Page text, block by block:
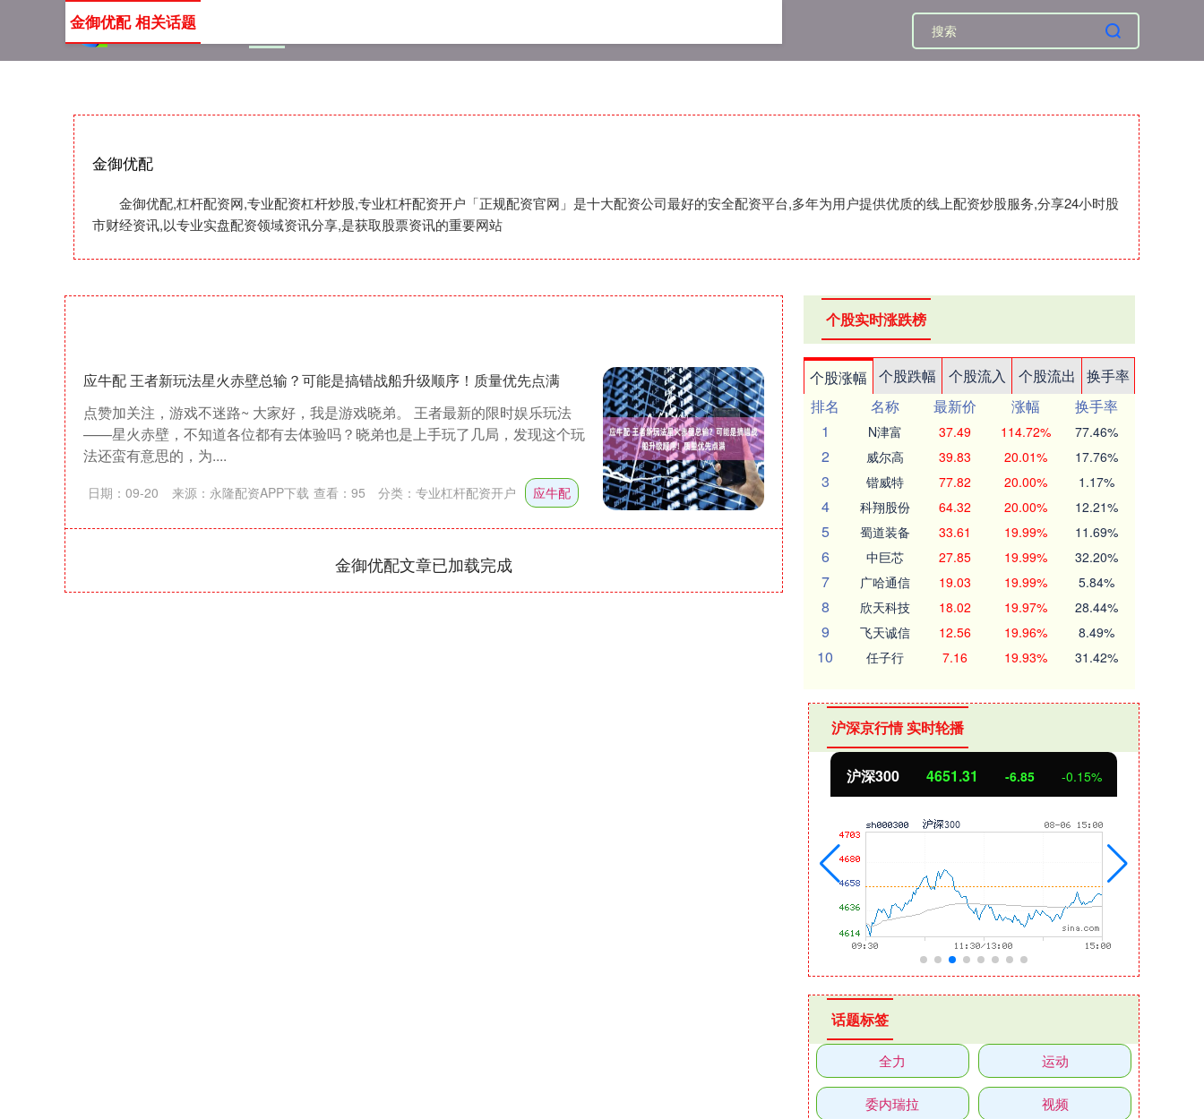
金御优配
金御优配,杠杆配资网,专业配资杠杆炒股,专业杠杆配资开户「正规配资官网」是十大配资公司最好的安全配资平台,多年为用户提供优质的线上配资炒股服务,分享24小时股
市财经资讯,以专业实盘配资领域资讯分享,是获取股票资讯的重要网站
金御优配 相关话题
应牛配 王者新玩法星火赤壁总输？可能是搞错战船升级顺序！质量优先点满
点赞加关注，游戏不迷路~ 大家好，我是游戏晓弟。 王者最新的限时娱乐玩法
——星火赤壁，不知道各位都有去体验吗？晓弟也是上手玩了几局，发现这个玩
法还蛮有意思的，为....
日期：09-20 来源：永隆配资APP下载 查看： 95 分类： 专业杠杆配资开户 应牛配
金御优配文章已加载完成
个股实时涨跌榜
个股涨幅 个股跌幅 个股流入 个股流出
换手率
排名
名称 最新价 涨幅
换手率
1
N津富 37.49 114.72% 77.46%
2 威尔高 39.83 20.01% 17.76%
3 锴威特 77.82 20.00% 1.17%
4 科翔股份 64.32 20.00% 12.21%
5 蜀道装备 33.61 19.99% 11.69%
6 中巨芯 27.85 19.99% 32.20%
7 广哈通信 19.03 19.99% 5.84%
8 欣天科技 18.02 19.97% 28.44%
9 飞天诚信 12.56 19.96% 8.49%
10 任子行 7.16 19.93% 31.42%
沪深京行情 实时轮播
沪深300 4651.31 -6.85 -0.15%
话题标签
全力 运动
委内瑞拉 视频